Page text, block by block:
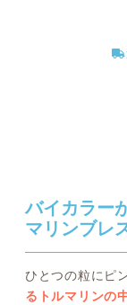
バイカラー
マリンブレ
ひとつの粒にピ
るトルマリンの